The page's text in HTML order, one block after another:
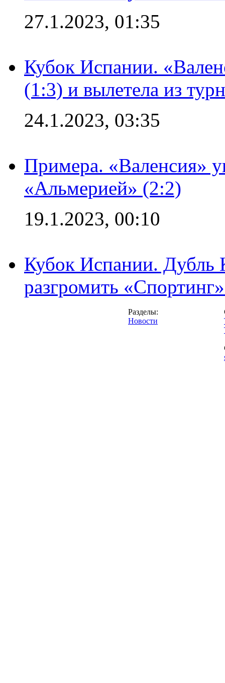
27.1.2023, 01:35
Кубок Испании.
(1:3) и вылетела из
24.1.2023, 03:35
Примера. «Валенсия»
«Альмерией» (2:2)
19.1.2023, 00:10
Кубок Испании. Дубль
разгромить
Разделы:
Новости